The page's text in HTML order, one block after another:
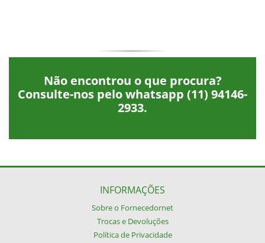
Não encontrou o que procura?
Consulte-nos pelo whatsapp (11) 94146-
2933.
INFORMAÇÕES
Sobre o Fornecedornet
Trocas e Devoluções
Política de Privacidade